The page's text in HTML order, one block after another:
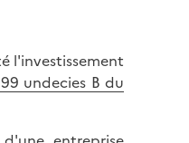
l'investissement
undecies B du